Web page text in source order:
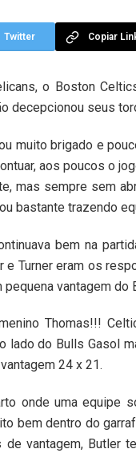
Twitter Copiar
o Boston
decepcionou seus
muito brigado e
aos poucos o
mas sempre sem
bastante trazendo
bem na
Turner eram os
vantagem do
Thomas!!!
lado do Bulls Gasol
24 x 21.
onde uma equipe
bem dentro do
vantagem, Butler